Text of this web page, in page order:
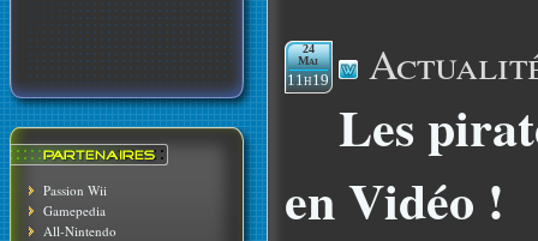
Passion Wii
Gamepedia
All-Nintendo
24
Mai
11h19
Les
en Vidéo !